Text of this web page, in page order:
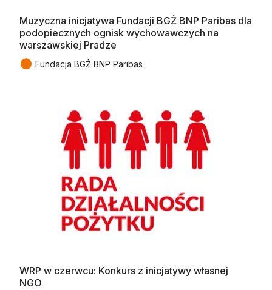
Muzyczna inicjatywa Fundacji BGŻ BNP Paribas dla
podopiecznych ognisk wychowawczych na
warszawskiej Pradze
● Fundacja BGŻ BNP Paribas
WRP w czerwcu: Konkurs z inicjatywy własnej
NGO